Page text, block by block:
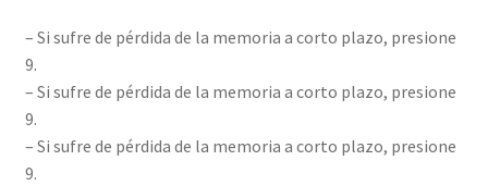
– Si sufre de pérdida de la memoria a corto plazo, presione
9.
– Si sufre de pérdida de la memoria a corto plazo, presione
9.
– Si sufre de pérdida de la memoria a corto plazo, presione
9.